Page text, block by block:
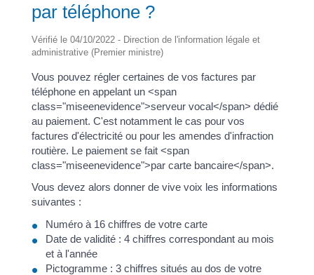
par téléphone ?
Vérifié le 04/10/2022 - Direction de l'information légale et
administrative (Premier ministre)
Vous pouvez régler certaines de vos factures par
téléphone en appelant un <span
class="miseenevidence">serveur vocal</span> dédié
au paiement. C'est notamment le cas pour vos
factures d'électricité ou pour les amendes d'infraction
routière. Le paiement se fait <span
class="miseenevidence">par carte bancaire</span>.
Vous devez alors donner de vive voix les informations
suivantes :
Numéro à 16 chiffres de votre carte
Date de validité : 4 chiffres correspondant au mois
et à l'année
Pictogramme : 3 chiffres situés au dos de votre